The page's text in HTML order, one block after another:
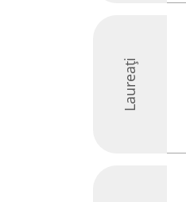
Laureați